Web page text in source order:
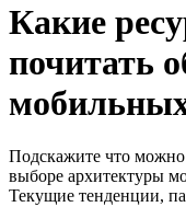
Какие
почитать
Подскажите что можно
выборе архитектуры
Текущие тенденции,